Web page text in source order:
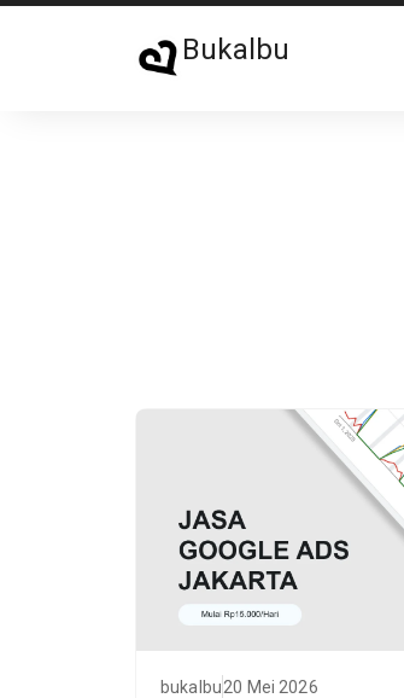
Bukalbu
bukalbu20 Mei 2026